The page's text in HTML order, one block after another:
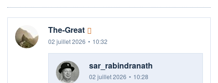
The-Great
02 juillet 2026 • 10:32
sar_rabindranath
02 juillet 2026 • 10:28